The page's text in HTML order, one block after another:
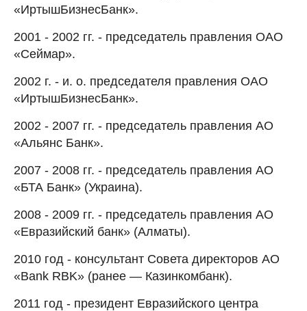
«ИртышБизнесБанк».
2001 - 2002 гг. - председатель правления ОАО
«Сеймар».
2002 г. - и. о. председателя правления ОАО
«ИртышБизнесБанк».
2002 - 2007 гг. - председатель правления АО
«Альянс Банк».
2007 - 2008 гг. - председатель правления АО
«БТА Банк» (Украина).
2008 - 2009 гг. - председатель правления АО
«Евразийский банк» (Алматы).
2010 год - консультант Совета директоров АО
«Bank RBK» (ранее — Казинкомбанк).
2011 год - президент Евразийского центра